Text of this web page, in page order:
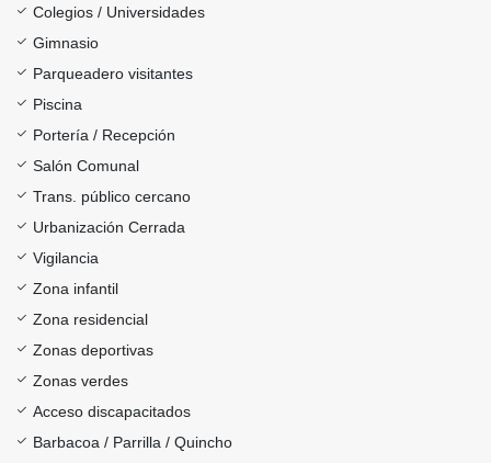
Colegios / Universidades
Gimnasio
Parqueadero visitantes
Piscina
Portería / Recepción
Salón Comunal
Trans. público cercano
Urbanización Cerrada
Vigilancia
Zona infantil
Zona residencial
Zonas deportivas
Zonas verdes
Acceso discapacitados
Barbacoa / Parrilla / Quincho